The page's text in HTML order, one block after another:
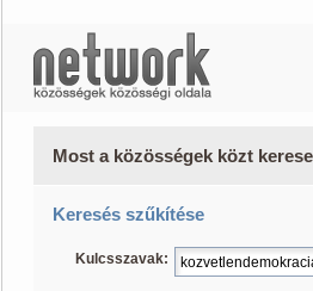
Most a közösségek közt
Keresés szűkítése
Kulcsszavak: